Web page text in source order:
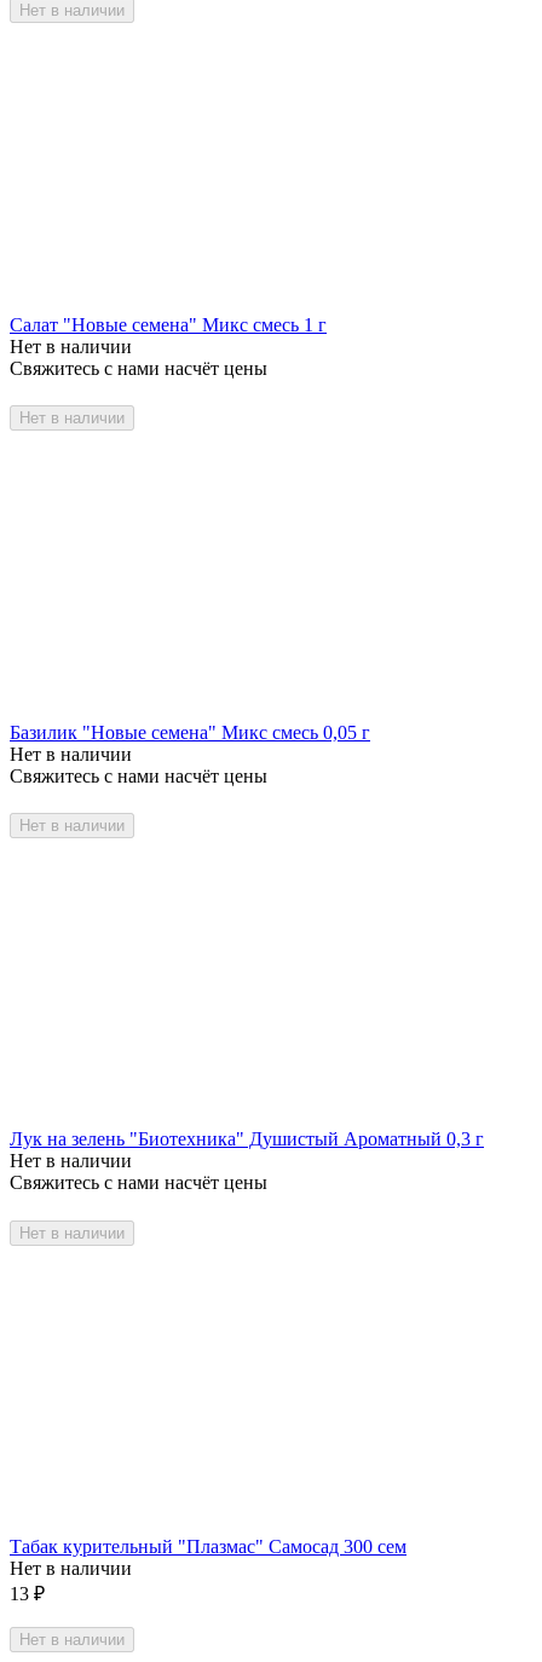
Нет в наличии
Салат "Новые семена" Микс смесь 1 г
Нет в наличии
Свяжитесь с нами насчёт цены
Нет в наличии
Базилик "Новые семена" Микс смесь 0,05 г
Нет в наличии
Свяжитесь с нами насчёт цены
Нет в наличии
Лук на зелень "Биотехника" Душистый Ароматный 0,3 г
Нет в наличии
Свяжитесь с нами насчёт цены
Нет в наличии
Табак курительный "Плазмас" Самосад 300 сем
Нет в наличии
13 ₽
Нет в наличии